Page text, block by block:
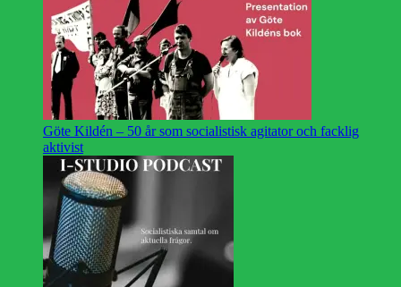
Göte Kildén – 50 år som socialistisk agitator och facklig
aktivist